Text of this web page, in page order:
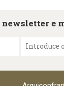
newsletter e
Introduce